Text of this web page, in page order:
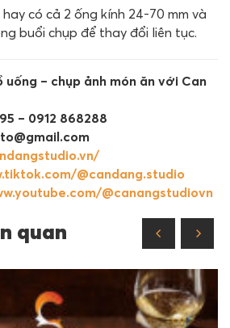
có cả 2 ống kính 24-70 mm và
buổi chụp để thay đổi liên tục.
uống – chụp ảnh món ăn với Can
– 0912 868288
@candang.studio
@canangstudiovn
quan